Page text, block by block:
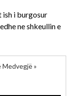
ish i burgosur
ne shkeullin e
Medvegjë »